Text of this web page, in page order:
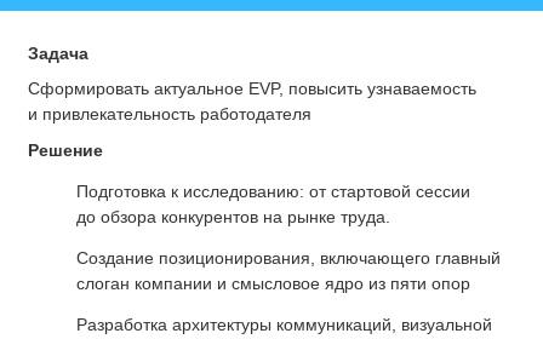
Задача
Сформировать актуальное EVP, повысить узнаваемость
и привлекательность работодателя
Решение
Подготовка к исследованию: от стартовой сессии
до обзора конкурентов на рынке труда.
Создание позиционирования, включающего главный
слоган компании и смысловое ядро из пяти опор
Разработка архитектуры коммуникаций, визуальной